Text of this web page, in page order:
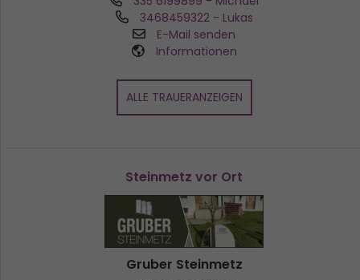
3468459322 - Lukas
E-Mail senden
Informationen
ALLE TRAUERANZEIGEN
Steinmetz vor Ort
Gruber Steinmetz